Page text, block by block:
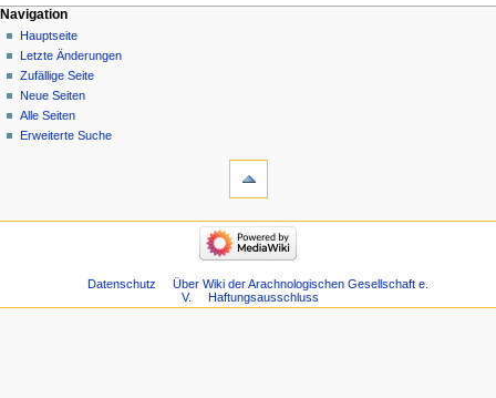
Navigation
Hauptseite
Letzte Änderungen
Zufällige Seite
Neue Seiten
Alle Seiten
Erweiterte Suche
Datenschutz
Über Wiki der Arachnologischen Gesellschaft e.
V.
Haftungsausschluss